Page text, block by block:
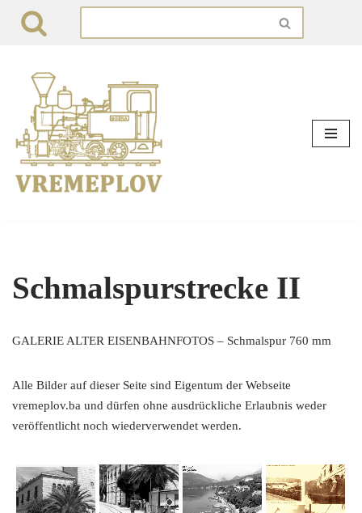
springen
Schmalspurstrecke II
GALERIE ALTER EISENBAHNFOTOS – Schmalspur 760 mm
Alle Bilder auf dieser Seite sind Eigentum der Webseite
vremeplov.ba und dürfen ohne ausdrückliche Erlaubnis weder
veröffentlicht noch wiederverwendet werden.